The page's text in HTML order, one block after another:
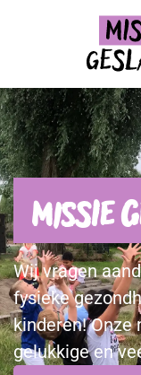
Missie G
Wij vragen
fysieke
kinderen! Onze
gelukkige en